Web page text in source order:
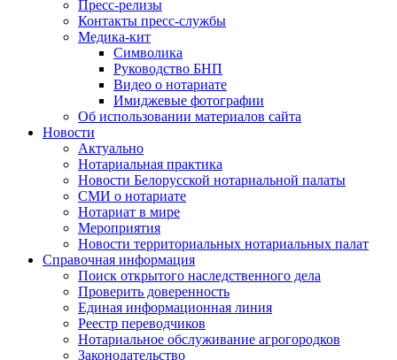
Пресс-релизы
Контакты пресс-службы
Медика-кит
Символика
Руководство БНП
Видео о нотариате
Имиджевые фотографии
Об использовании материалов сайта
Новости
Актуально
Нотариальная практика
Новости Белорусской нотариальной палаты
СМИ о нотариате
Нотариат в мире
Мероприятия
Новости территориальных нотариальных палат
Справочная информация
Поиск открытого наследственного дела
Проверить доверенность
Единая информационная линия
Реестр переводчиков
Нотариальное обслуживание агрогородков
Законодательство